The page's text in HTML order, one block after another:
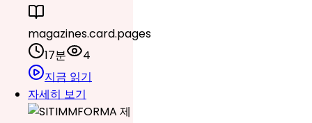
magazines.card.pages
17분
4
지금 읽기
자세히 보기